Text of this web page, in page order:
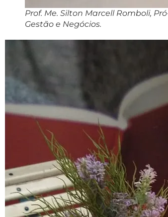
Prof. Me. Silton Marcell Romboli,
Gestão e Negócios.